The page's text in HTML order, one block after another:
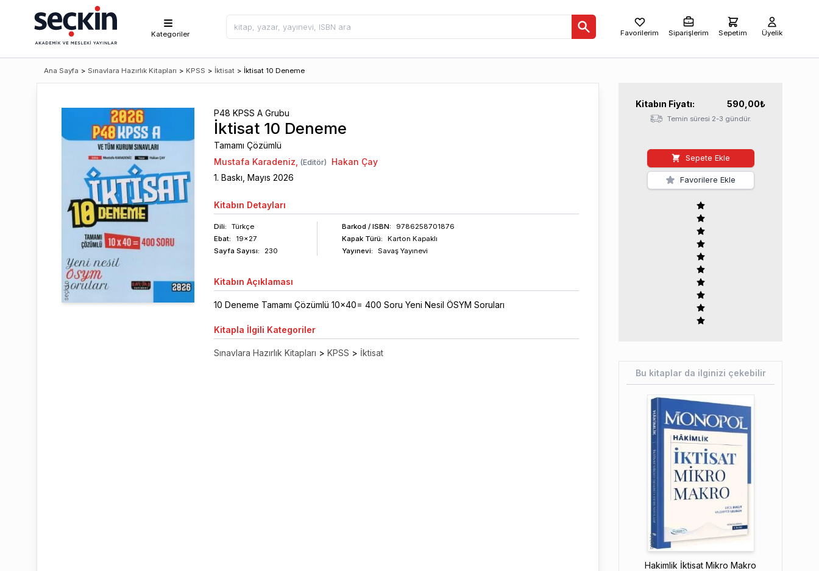
Kategoriler Favorilerim Siparişlerim Sepetim Üyelik
Ana Sayfa > Sınavlara Hazırlık Kitapları > KPSS > İktisat > İktisat 10 Deneme
P48 KPSS A Grubu
İktisat 10 Deneme
Tamamı Çözümlü
Mustafa Karadeniz (Editör)
Hakan Çay
1. Baskı, Mayıs 2026
Kitabın Detayları
Dili:
Türkçe
Ebat:
19x27
Sayfa Sayısı: 230
Barkod / ISBN:
9786258701876
Kapak Türü:
Karton Kapaklı
Yayınevi:
Savaş Yayınevi
Kitabın Açıklaması
10 Deneme Tamamı Çözümlü 10x40= 400 Soru Yeni Nesil ÖSYM Soruları
Kitapla İlgili Kategoriler
Sınavlara Hazırlık Kitapları > KPSS > İktisat
Kitabın Fiyatı: 590,00₺
Temin süresi 2-3 gündür.
Sepete Ekle
Favorilere Ekle
Bu kitaplar da ilginizi çekebilir
Hakimlik İktisat Mikro Makro